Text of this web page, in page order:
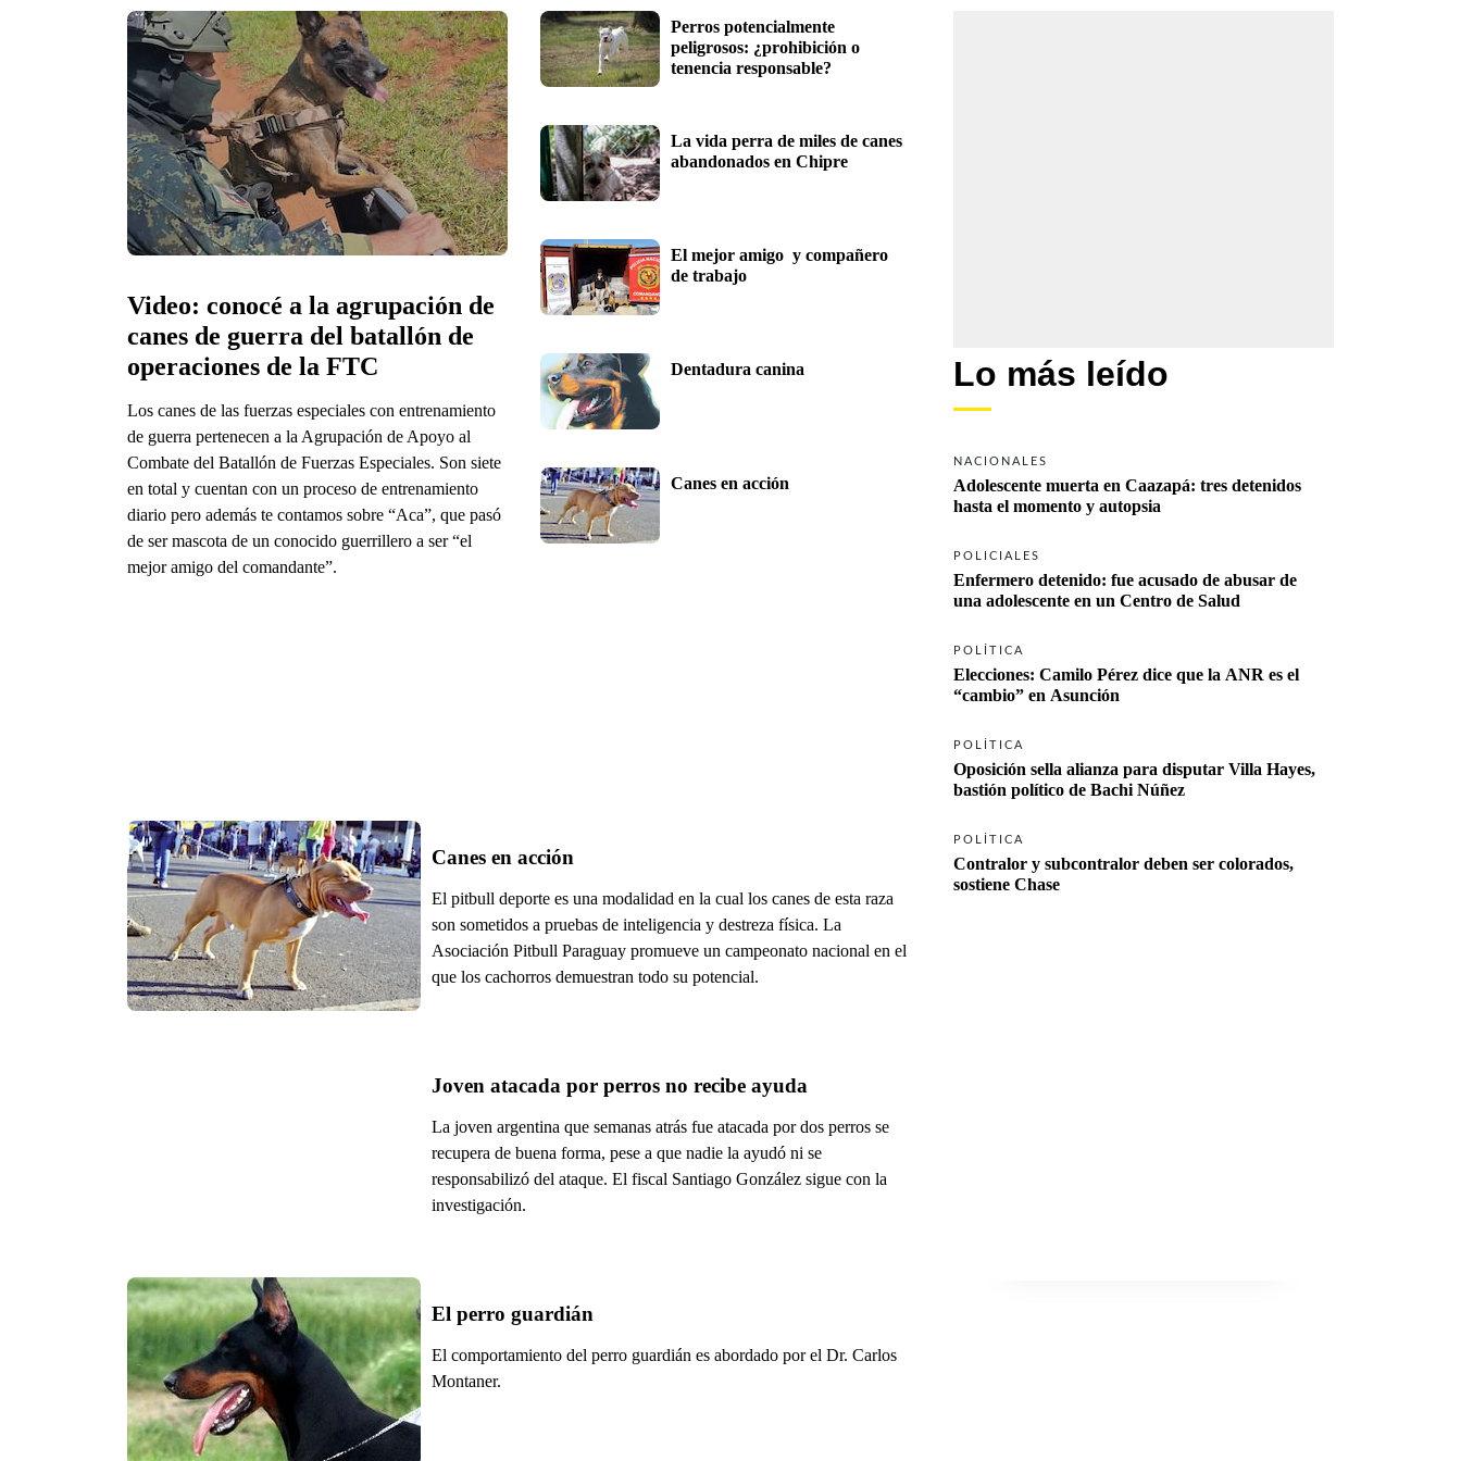
Video: conocé a la agrupación de
canes de guerra del batallón de
operaciones de la FTC
Los canes de las fuerzas especiales con entrenamiento
de guerra pertenecen a la Agrupación de Apoyo al
Combate del Batallón de Fuerzas Especiales. Son siete
en total y cuentan con un proceso de entrenamiento
diario pero además te contamos sobre “Aca”, que pasó
de ser mascota de un conocido guerrillero a ser “el
mejor amigo del comandante”.
Perros potencialmente
peligrosos: ¿prohibición o
tenencia responsable?
La vida perra de miles de canes
abandonados en Chipre
El mejor amigo  y compañero
de trabajo
Dentadura canina
Canes en acción
Canes en acción
El pitbull deporte es una modalidad en la cual los canes de esta raza
son sometidos a pruebas de inteligencia y destreza física. La
Asociación Pitbull Paraguay promueve un campeonato nacional en el
que los cachorros demuestran todo su potencial.
Joven atacada por perros no recibe ayuda
La joven argentina que semanas atrás fue atacada por dos perros se
recupera de buena forma, pese a que nadie la ayudó ni se
responsabilizó del ataque. El fiscal Santiago González sigue con la
investigación.
El perro guardián
El comportamiento del perro guardián es abordado por el Dr. Carlos
Montaner.
Lo más leído
NACIONALES
Adolescente muerta en Caazapá: tres detenidos
hasta el momento y autopsia
POLICIALES
Enfermero detenido: fue acusado de abusar de
una adolescente en un Centro de Salud
POLÍTICA
Elecciones: Camilo Pérez dice que la ANR es el
POLÍTICA
Oposición sella alianza para disputar Villa Hayes,
bastión político de Bachi Núñez
POLÍTICA
Contralor y subcontralor deben ser colorados,
sostiene Chase